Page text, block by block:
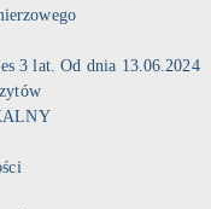
3 lat. Od dnia 13.06.2024